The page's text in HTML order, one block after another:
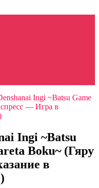
Ingi ~Batsu Game
— Игра в
Ingi ~Batsu
Boku~ (Гяру
в